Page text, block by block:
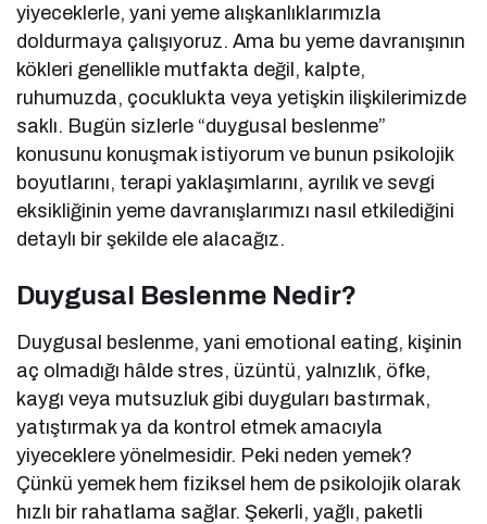
yiyeceklerle, yani yeme alışkanlıklarımızla
doldurmaya çalışıyoruz. Ama bu yeme davranışının
kökleri genellikle mutfakta değil, kalpte,
ruhumuzda, çocuklukta veya yetişkin ilişkilerimizde
saklı. Bugün sizlerle “duygusal beslenme”
konusunu konuşmak istiyorum ve bunun psikolojik
boyutlarını, terapi yaklaşımlarını, ayrılık ve sevgi
eksikliğinin yeme davranışlarımızı nasıl etkilediğini
detaylı bir şekilde ele alacağız.
Duygusal Beslenme Nedir?
Duygusal beslenme, yani emotional eating, kişinin
aç olmadığı hâlde stres, üzüntü, yalnızlık, öfke,
kaygı veya mutsuzluk gibi duyguları bastırmak,
yatıştırmak ya da kontrol etmek amacıyla
yiyeceklere yönelmesidir. Peki neden yemek?
Çünkü yemek hem fiziksel hem de psikolojik olarak
hızlı bir rahatlama sağlar. Şekerli, yağlı, paketli